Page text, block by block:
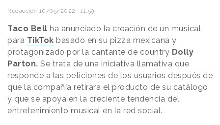
Redacción 10/05/2022 · 11:59
Taco Bell ha anunciado la creación de un musical
para TikTok basado en su pizza mexicana y
protagonizado por la cantante de country Dolly
Parton. Se trata de una iniciativa llamativa que
responde a las peticiones de los usuarios después de
que la compañía retirara el producto de su catálogo
y que se apoya en la creciente tendencia del
entretenimiento musical en la red social.